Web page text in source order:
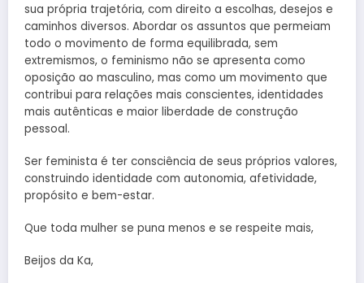
sua própria trajetória, com direito a escolhas, desejos e
caminhos diversos. Abordar os assuntos que permeiam
todo o movimento de forma equilibrada, sem
extremismos, o feminismo não se apresenta como
oposição ao masculino, mas como um movimento que
contribui para relações mais conscientes, identidades
mais autênticas e maior liberdade de construção
pessoal.
Ser feminista é ter consciência de seus próprios valores,
construindo identidade com autonomia, afetividade,
propósito e bem-estar.
Que toda mulher se puna menos e se respeite mais,
Beijos da Ka,